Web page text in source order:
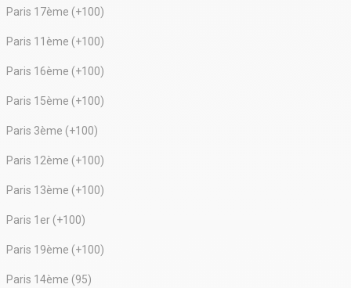
Paris 17ème (+100)
Paris 11ème (+100)
Paris 16ème (+100)
Paris 15ème (+100)
Paris 3ème (+100)
Paris 12ème (+100)
Paris 13ème (+100)
Paris 1er (+100)
Paris 19ème (+100)
Paris 14ème (95)